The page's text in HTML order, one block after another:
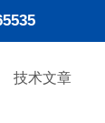
技术文章